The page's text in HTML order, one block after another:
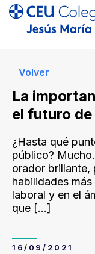
Volver
La
el futuro
¿Hasta qué
público?
orador brillante,
habilidades
laboral y en el
que […]
16/09/2021